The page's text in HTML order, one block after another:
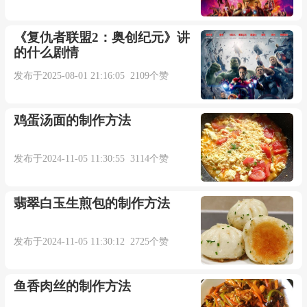
《复仇者联盟2：奥创纪元》讲
的什么剧情
发布于2025-08-01 21:16:05 2109个赞
鸡蛋汤面的制作方法
发布于2024-11-05 11:30:55 3114个赞
翡翠白玉生煎包的制作方法
发布于2024-11-05 11:30:12 2725个赞
鱼香肉丝的制作方法